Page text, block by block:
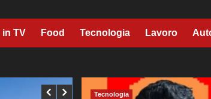
in TV Food Tecnologia Lavoro
Tecnologia